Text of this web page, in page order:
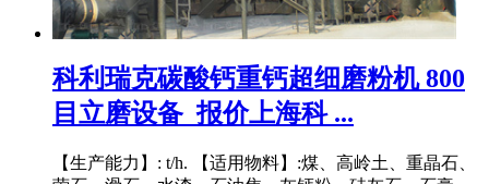
科利瑞克碳酸钙重钙超细磨粉机 800
目立磨设备_报价上海科 ...
【生产能力】: t/h. 【适用物料】:煤、高岭土、重晶石、